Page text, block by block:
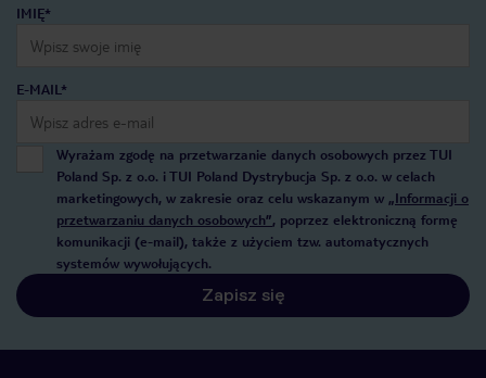
IMIĘ*
E-MAIL*
Wyrażam zgodę na przetwarzanie danych osobowych przez TUI
Poland Sp. z o.o. i TUI Poland Dystrybucja Sp. z o.o. w celach
marketingowych, w zakresie oraz celu wskazanym w „Informacji o
przetwarzaniu danych osobowych”, poprzez elektroniczną formę
komunikacji (e-mail), także z użyciem tzw. automatycznych
systemów wywołujących.
Zapisz się